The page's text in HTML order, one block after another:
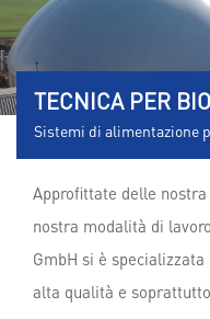
TECNICA PER
Sistemi di alimentazione
Approfittate delle
nostra modalità di
GmbH si è
alta qualità e